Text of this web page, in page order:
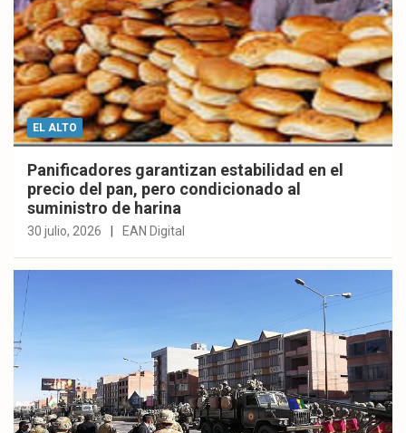
EL ALTO
Panificadores garantizan estabilidad en el
precio del pan, pero condicionado al
suministro de harina
30 julio, 2026 EAN Digital